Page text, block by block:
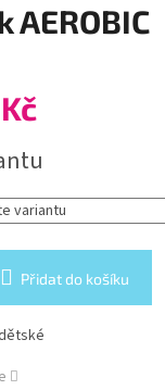
Přidat do košíku